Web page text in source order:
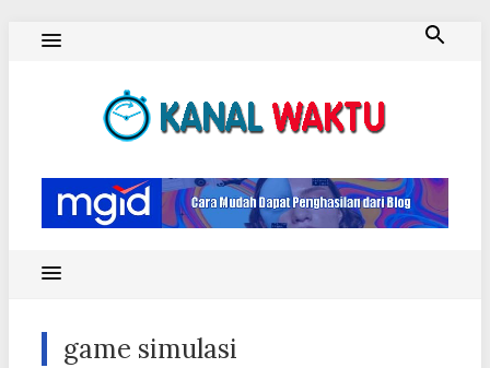
game simulasi